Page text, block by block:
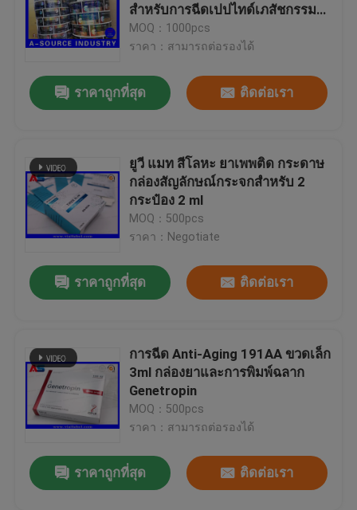
สำหรับการฉีดเปปไทด์เภสัชกรรม
พิมพ์ฉลากบนม้วน
MOQ：1000pcs
ราคา：สามารถต่อรองได้
ราคาถูกที่สุด ติดต่อเรา
ยูวี แมท สีโลหะ ยาเพพติด กระดาษ
กล่องสัญลักษณ์กระจกสําหรับ 2
กระป๋อง 2 ml
MOQ：500pcs
ราคา：Negotiate
ราคาถูกที่สุด ติดต่อเรา
การฉีด Anti-Aging 191AA ขวดเล็ก
3ml กล่องยาและการพิมพ์ฉลาก
Genetropin
MOQ：500pcs
ราคา：สามารถต่อรองได้
ราคาถูกที่สุด ติดต่อเรา